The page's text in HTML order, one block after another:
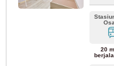
20
Jalur Utama JR
Kereta Api Kinki Nippon